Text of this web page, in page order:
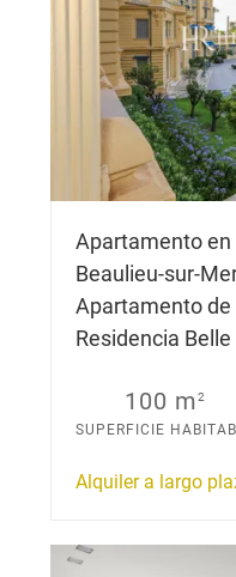
Apartamento en
Beaulieu-sur-
Apartamento de
Residencia
100 m2
SUPERFICIE
Alquiler a largo